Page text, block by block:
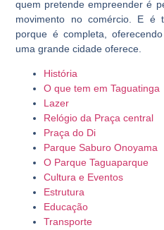
quem pretende empreender é
movimento no comércio. E é
porque é completa,
uma grande cidade oferece.
História
O que tem em Taguatinga
Lazer
Relógio da Praça central
Praça do Di
Parque Saburo Onoyama
O Parque Taguaparque
Cultura e Eventos
Estrutura
Educação
Transporte